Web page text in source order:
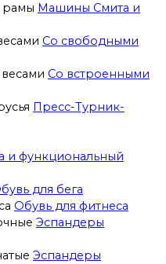
Машины Смита и
Со свободными
Со встроенными
Пресс-Турник-
и функциональный
для бега
Обувь для фитнеса
Эспандеры
Эспандеры